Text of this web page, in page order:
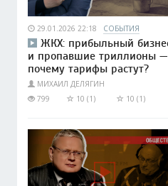
29.01.2026 22:18 СОБЫТИЯ
ЖКХ: прибыльный
и пропавшие триллионы —
почему тарифы растут?
МИХАИЛ ДЕЛЯГИН
799
10 (1) 10 (1)